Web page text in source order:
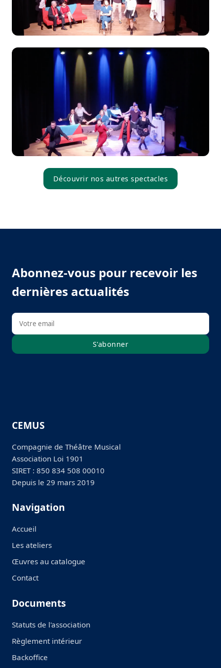
Découvrir nos autres spectacles
Abonnez-vous pour recevoir les
dernières actualités
S'abonner
CEMUS
Compagnie de Théâtre Musical
Association Loi 1901
SIRET : 850 834 508 00010
Depuis le 29 mars 2019
Navigation
Accueil
Les ateliers
Œuvres au catalogue
Contact
Documents
Statuts de l'association
Règlement intérieur
Backoffice